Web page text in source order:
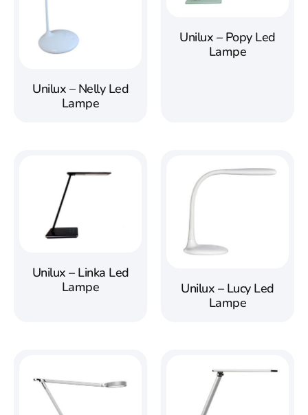
Unilux – Nelly Led
Lampe
Unilux – Popy Led
Lampe
Unilux – Linka Led
Lampe
Unilux – Lucy Led
Lampe